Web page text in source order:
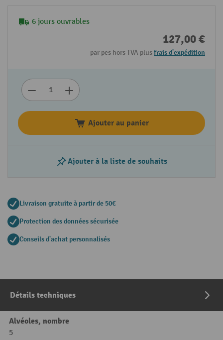
6 jours ouvrables
127,00 €
par pcs hors TVA plusfrais d'expédition
Ajouter au panier
Ajouter à la liste de souhaits
Livraison gratuite à partir de 50€
Protection des données sécurisée
Conseils d'achat personnalisés
Détails techniques
Alvéoles, nombre
5